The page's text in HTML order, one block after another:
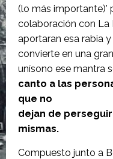
(lo más importante)’
colaboración con La
aportaran esa rabia
convierte en una
unísono ese mantra
canto a las
que no
dejan de
mismas.
Compuesto junto a